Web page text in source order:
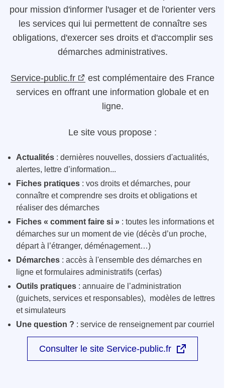
pour mission d'informer l'usager et de l'orienter vers
les services qui lui permettent de connaître ses
obligations, d'exercer ses droits et d'accomplir ses
démarches administratives.
Service-public.fr
est complémentaire des France
services en offrant une information globale et en
ligne.
Le site vous propose :
Actualités : dernières nouvelles, dossiers d'actualités,
alertes, lettre d’information...
Fiches pratiques : vos droits et démarches, pour
connaître et comprendre ses droits et obligations et
réaliser des démarches
Fiches « comment faire si » : toutes les informations et
démarches sur un moment de vie (décès d’un proche,
départ à l’étranger, déménagement…)
Démarches : accès à l'ensemble des démarches en
ligne et formulaires administratifs (cerfas)
Outils pratiques : annuaire de l’administration
(guichets, services et responsables), modèles de lettres
et simulateurs
Une question ? : service de renseignement par courriel
Consulter le site Service-public.fr